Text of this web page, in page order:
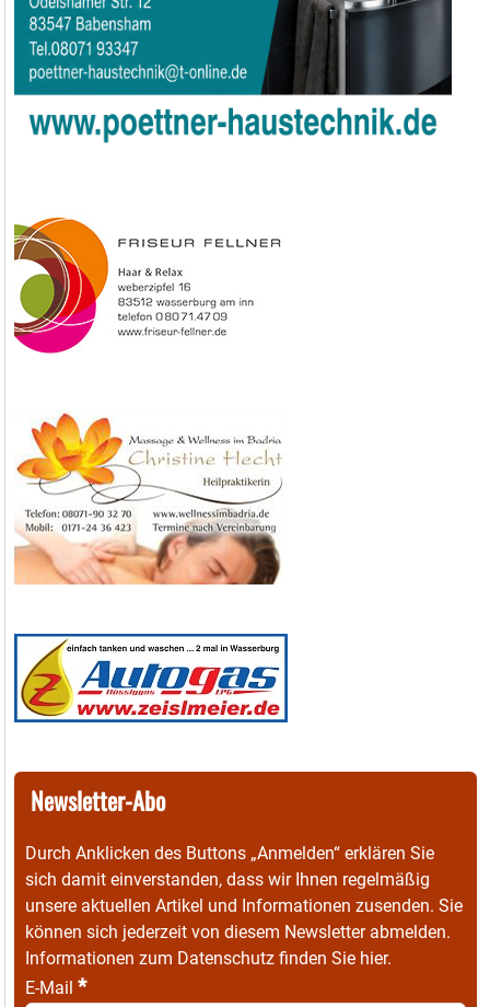
Newsletter-Abo
Durch Anklicken des Buttons „Anmelden“ erklären Sie
sich damit einverstanden, dass wir Ihnen regelmäßig
unsere aktuellen Artikel und Informationen zusenden. Sie
können sich jederzeit von diesem Newsletter abmelden.
Informationen zum Datenschutz finden Sie hier.
E-Mail *